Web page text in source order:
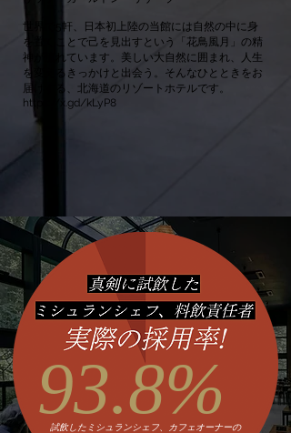
世界で5軒、日本初上陸の当館には自然の中に身
を置くことで己を見出すという「花鳥風月」の精
神が流れています。美しい大自然に囲まれ、人生
を変えるきっかけと出会う。そんなひとときをお
届けする、北海道のリゾートホテルです。
https://x.gd/kLyP8
93.8%
試飲したミシュランシェフ、カフェオーナーの